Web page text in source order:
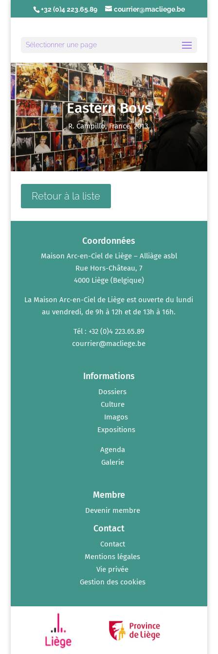
+32 (0)4 223.65.89 courrier@macliege.be
Sélectionner une page
Eastern Boys
R. Campillo, France, 2013.
Retour à la liste
Coordonnées
Maison Arc-en-Ciel de Liège – Alliàge asbl
Rue Hors-Château, 7
4000 Liège (Belgique)
La Maison Arc-en-Ciel de Liège est ouverte du lundi
au vendredi, de 9h à 12h et de 13h à 16h.
Tél : +32 (0)4 223.65.89
courrier@macliege.be
Informations
Dossiers
Culture
Imagos
Expositions
Agenda
Galerie
Membre
Devenir membre
Contact
Contact
Mentions légales
Vie privée
Gestion des cookies